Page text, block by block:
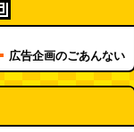
ト
11:00)
って言われたい 第1回
11:00)
焼肉屋（2026.8.2
広告企画のごあんない